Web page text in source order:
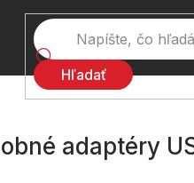
Hľadať
adaptéry